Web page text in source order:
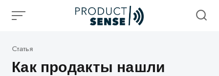
Категория
Статья
Как продакты нашли